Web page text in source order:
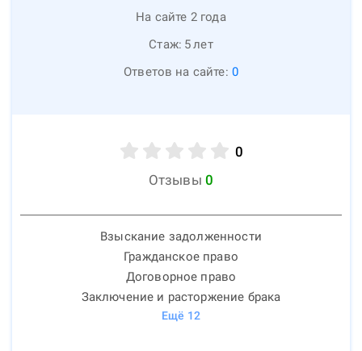
На сайте 2 года
Стаж: 5лет
Ответов на сайте: 0
0
Отзывы 0
Взыскание задолженности
Гражданское право
Договорное право
Заключение и расторжение брака
Ещё 12